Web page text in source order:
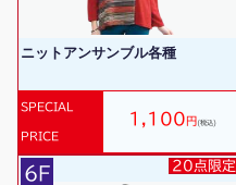
ニットアンサンブル各種
SPECIAL
PRICE
1,100 円 (税込)
6F 20点限定